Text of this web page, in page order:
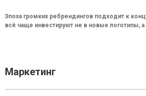
Эпоха громких ребрендингов подходит к
всё чаще инвестируют не в новые логотипы,
Маркетинг